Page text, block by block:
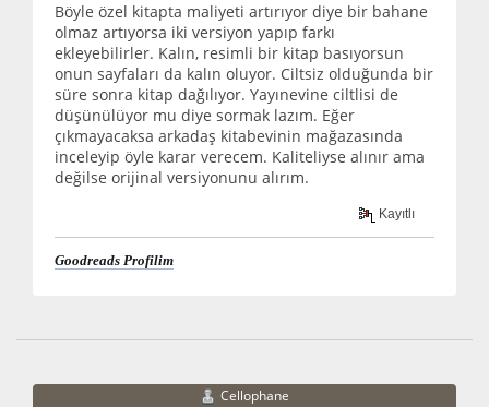
Böyle özel kitapta maliyeti artırıyor diye bir bahane
olmaz artıyorsa iki versiyon yapıp farkı
ekleyebilirler. Kalın, resimli bir kitap basıyorsun
onun sayfaları da kalın oluyor. Ciltsiz olduğunda bir
süre sonra kitap dağılıyor. Yayınevine ciltlisi de
düşünülüyor mu diye sormak lazım. Eğer
çıkmayacaksa arkadaş kitabevinin mağazasında
inceleyip öyle karar verecem. Kaliteliyse alınır ama
değilse orijinal versiyonunu alırım.
Kayıtlı
Goodreads Profilim
Cellophane